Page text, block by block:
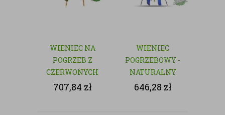
WIENIEC NA
POGRZEB Z
CZERWONYCH
RÓŻ
707,84 zł
WIENIEC
POGRZEBOWY -
NATURALNY
646,28 zł